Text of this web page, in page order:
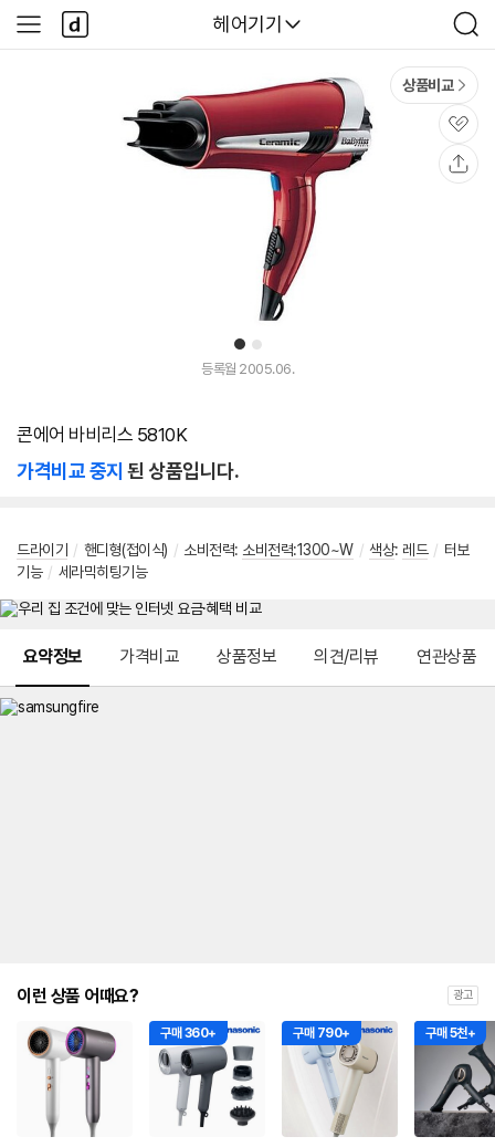
다나와
헤어기기
검
색
사
이
다
나
와
1 2
상품비교
관
심
등록월 2005.06.
콘에어 바비리스 5810K
가격비교 중지 된 상품입니다.
드라이기 / 핸디형(접이식) / 소비전력: 소비전력:1300~W / 색상: 레드 / 터보
기능 / 세라믹히팅기능
요약정보 가격비교 상품정보 의견/리뷰 연관상품
이런 상품 어때요? 광고
구매 360+ 구매 790+ 구매 5천+